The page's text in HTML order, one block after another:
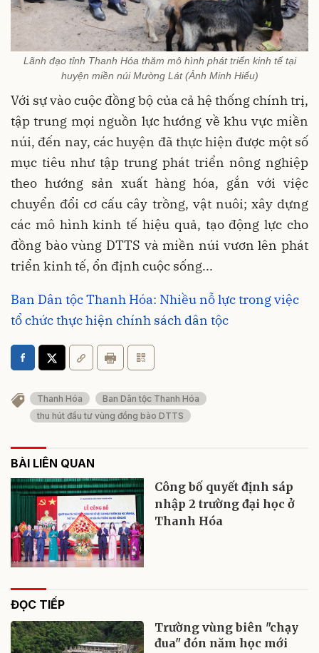
Lãnh đạo tỉnh Thanh Hóa thăm mô hình phát triển kinh tế tại
huyện miền núi Mường Lát (Ảnh Minh Hiếu)
Với sự vào cuộc đồng bộ của cả hệ thống chính trị,
tập trung mọi nguồn lực hướng về khu vực miền
núi, đến nay, các huyện đã thực hiện được một số
mục tiêu như tập trung phát triển nông nghiệp
theo hướng sản xuất hàng hóa, gắn với việc
chuyển đổi cơ cấu cây trồng, vật nuôi; xây dựng
các mô hình kinh tế hiệu quả, tạo động lực cho
đồng bào vùng DTTS và miền núi vươn lên phát
triển kinh tế, ổn định cuộc sống...
Ban Dân tộc Thanh Hóa: Nhiều nỗ lực trong việc
tổ chức thực hiện chính sách dân tộc
Thanh Hóa
Ban Dân tộc Thanh Hóa
thu hút đầu tư vùng đồng bào DTTS
BÀI LIÊN QUAN
Công bố quyết định sáp
nhập 2 trường đại học ở
Thanh Hóa
ĐỌC TIẾP
Trường vùng biên "chạy
đua" đón năm học mới